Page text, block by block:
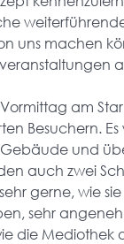
uns machen
am
Besuchern.
und
auch zwei
gerne, wie
sehr
die Mediothek